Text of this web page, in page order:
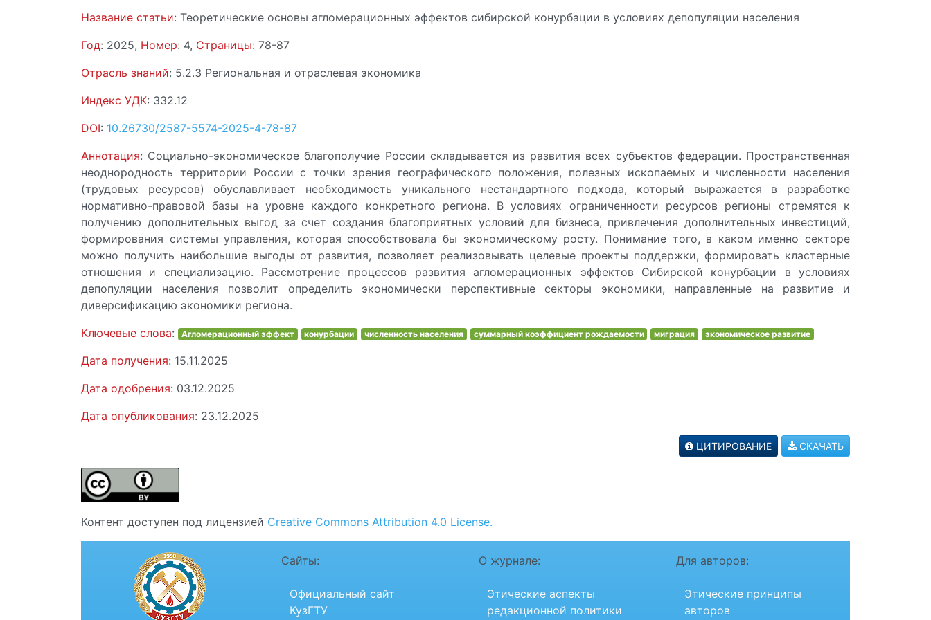
Название статьи: Теоретические основы агломерационных эффектов сибирской конурбации в условиях депопуляции населения
Год: 2025, Номер: 4, Страницы: 78-87
Отрасль знаний: 5.2.3 Региональная и отраслевая экономика
Индекс УДК: 332.12
DOI: 10.26730/2587-5574-2025-4-78-87
Аннотация: Социально-экономическое благополучие России складывается из развития всех субъектов федерации. Пространственная
неоднородность территории России с точки зрения географического положения, полезных ископаемых и численности населения
(трудовых ресурсов) обуславливает необходимость уникального нестандартного подхода, который выражается в разработке
нормативно-правовой базы на уровне каждого конкретного региона. В условиях ограниченности ресурсов регионы стремятся к
получению дополнительных выгод за счет создания благоприятных условий для бизнеса, привлечения дополнительных инвестиций,
формирования системы управления, которая способствовала бы экономическому росту. Понимание того, в каком именно секторе
можно получить наибольшие выгоды от развития, позволяет реализовывать целевые проекты поддержки, формировать кластерные
отношения и специализацию. Рассмотрение процессов развития агломерационных эффектов Сибирской конурбации в условиях
депопуляции населения позволит определить экономически перспективные секторы экономики, направленные на развитие и
диверсификацию экономики региона.
Ключевые слова: Агломерационный эффект конурбации численность населения суммарный коэффициент рождаемости миграция экономическое развитие
Дата получения: 15.11.2025
Дата одобрения: 03.12.2025
Дата опубликования: 23.12.2025
ЦИТИРОВАНИЕ СКАЧАТЬ
Контент доступен под лицензией Creative Commons Attribution 4.0 License.
Сайты:
Официальный сайт
КузГТУ
О журнале:
Этические аспекты
редакционной политики
Для авторов:
Этические принципы
авторов